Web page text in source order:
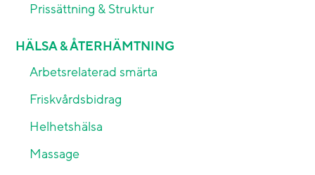
Prissättning & Struktur
HÄLSA & ÅTERHÄMTNING
Arbetsrelaterad smärta
Friskvårdsbidrag
Helhetshälsa
Massage